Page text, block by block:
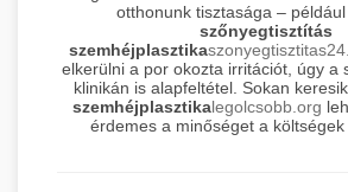
otthonunk tisztasága –
szőnyegtisztítás
szemhéjplasztika
elkerülni a por okozta irritációt, úgy a
klinikán is alapfeltétel. Sokan
szemhéjplasztikalegolcsobb.org
érdemes a minőséget a költségek